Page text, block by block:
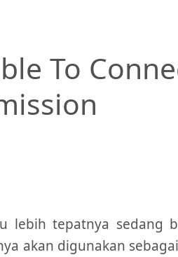
To
lebih tepatnya sedang
akan digunakan